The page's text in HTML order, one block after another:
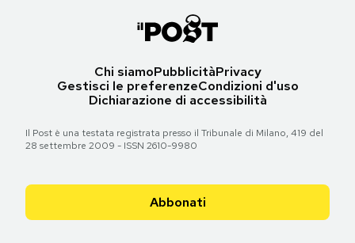
Chi siamoPubblicitàPrivacy
Gestisci le preferenzeCondizioni d'uso
Dichiarazione di accessibilità
Il Post è una testata registrata presso il Tribunale di Milano, 419 del
28 settembre 2009 - ISSN 2610-9980
Abbonati